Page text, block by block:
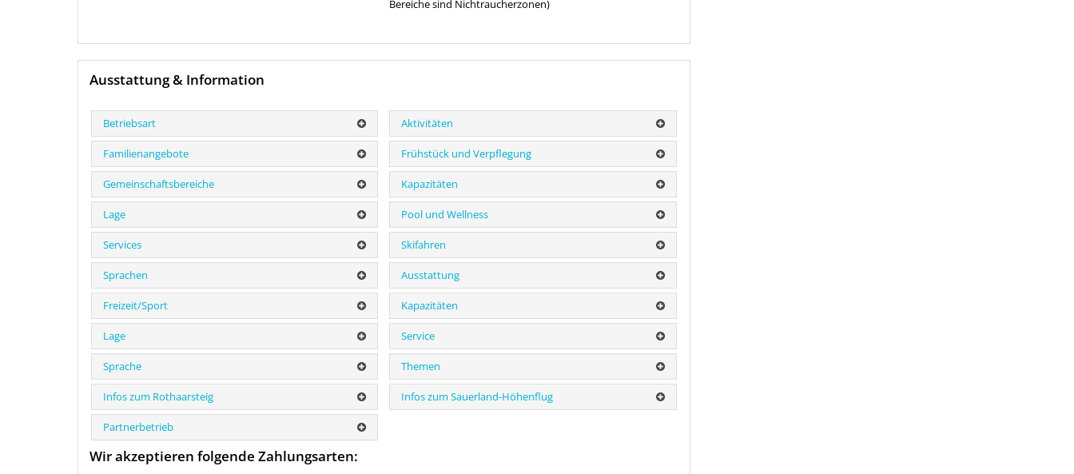
Bereiche sind Nichtraucherzonen)
Ausstattung & Information
Betriebsart Aktivitäten
Familienangebote Frühstück und Verpflegung
Gemeinschaftsbereiche Kapazitäten
Lage Pool und Wellness
Services Skifahren
Sprachen Ausstattung
Freizeit/Sport Kapazitäten
Lage Service
Sprache Themen
Infos zum Rothaarsteig Infos zum Sauerland-Höhenflug
Partnerbetrieb
Wir akzeptieren folgende Zahlungsarten: